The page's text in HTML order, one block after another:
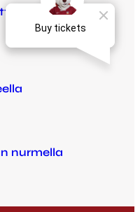
Katso ohjeet
nurmella